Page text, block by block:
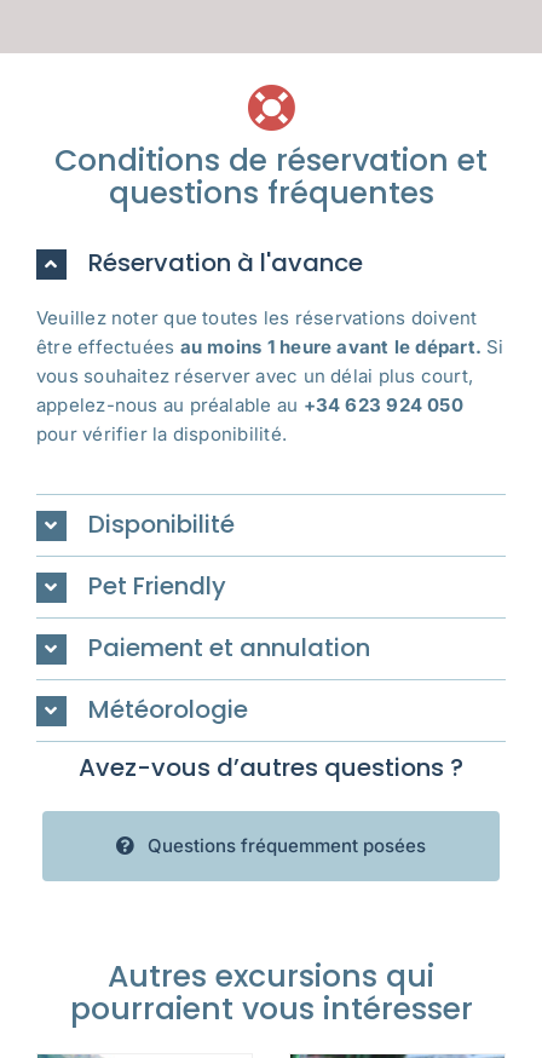
Conditions de réservation et
questions fréquentes
Réservation à l'avance
Veuillez noter que toutes les réservations doivent
être effectuées au moins 1 heure avant le départ. Si
vous souhaitez réserver avec un délai plus court,
appelez-nous au préalable au +34 623 924 050
pour vérifier la disponibilité.
Disponibilité
Pet Friendly
Paiement et annulation
Météorologie
Avez-vous d’autres questions ?
Questions fréquemment posées
Autres excursions qui
pourraient vous intéresser